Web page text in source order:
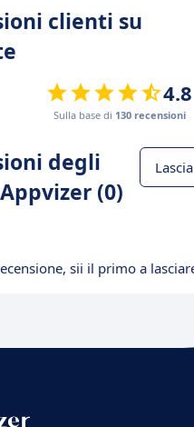
clienti su
4.8
Sulla base di 130 recensioni
degli
(0)
sii il primo a